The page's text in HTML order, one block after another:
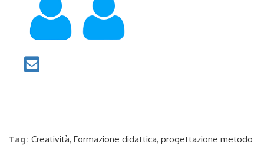
Tag: Creatività, Formazione didattica, progettazione metodo